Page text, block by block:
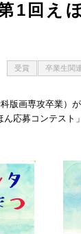
1回え
受賞 卒業生関
版画専攻卒業）
応募コンテス